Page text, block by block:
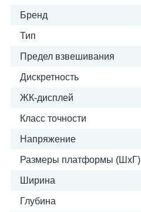
Бренд
Тип
Предел взвешивания
Дискретность
ЖК-дисплей
Класс точности
Напряжение
Размеры платформы (ШxГ)
Ширина
Глубина